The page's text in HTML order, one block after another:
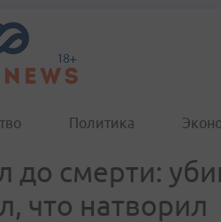
Политика
до смерти:
что натворил